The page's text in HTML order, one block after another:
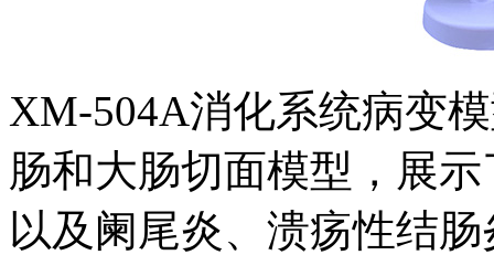
XM-504A消化系统病变
肠和大肠切面模型，展
以及阑尾炎、溃疡性结